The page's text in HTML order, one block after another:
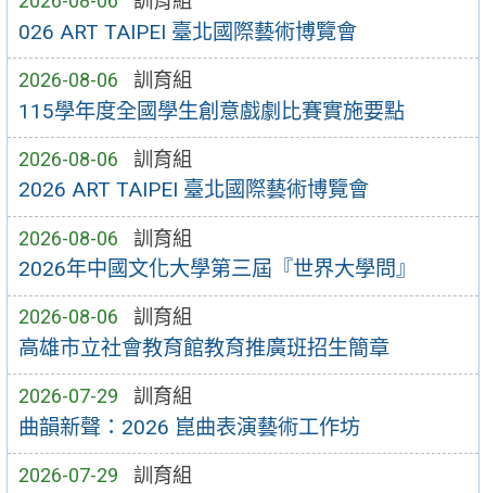
026 ART TAIPEI 臺北國際藝術博覽會
2026-08-06 訓育組
115學年度全國學生創意戲劇比賽實施要點
2026-08-06 訓育組
2026 ART TAIPEI 臺北國際藝術博覽會
2026-08-06 訓育組
2026年中國文化大學第三屆『世界大學問』
2026-08-06 訓育組
高雄市立社會教育館教育推廣班招生簡章
2026-07-29 訓育組
曲韻新聲：2026 崑曲表演藝術工作坊
2026-07-29 訓育組